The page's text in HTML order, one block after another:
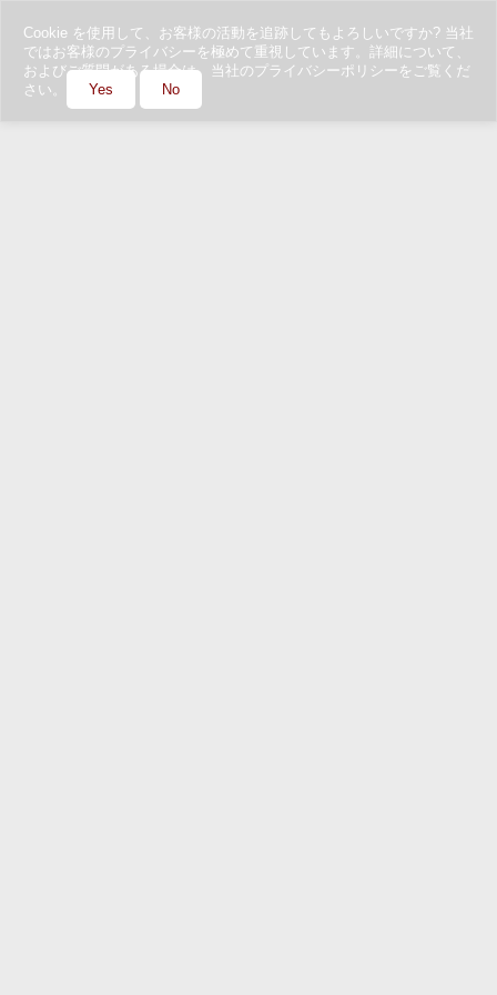
Cookie を使用して、お客様の活動を追跡してもよろしいですか? 当社
ではお客様のプライバシーを極めて重視しています。詳細について、
およびご質問がある場合は、当社のプライバシーポリシーをご覧くだ
さい。
Yes No